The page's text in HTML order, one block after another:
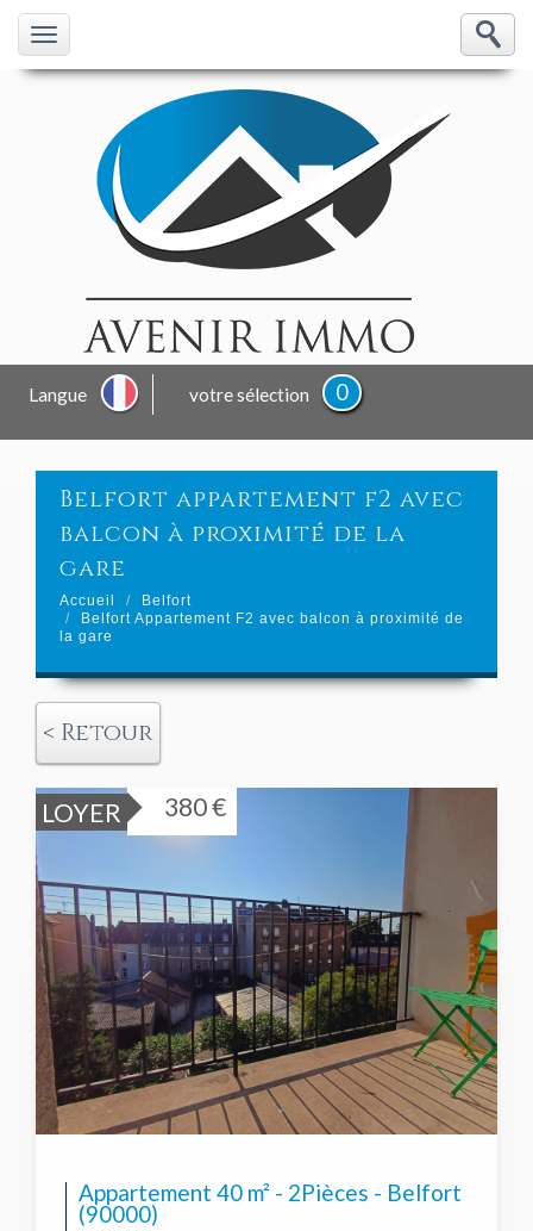
Langue votre sélection 0
belfort appartement f2 avec
balcon à proximité de la
gare
Accueil
Belfort
Belfort Appartement F2 avec balcon à proximité de
la gare
< Retour
LOYER 380 €
Appartement 40 m² - 2Pièces - Belfort
(90000)